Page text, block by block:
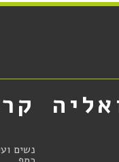
נשים